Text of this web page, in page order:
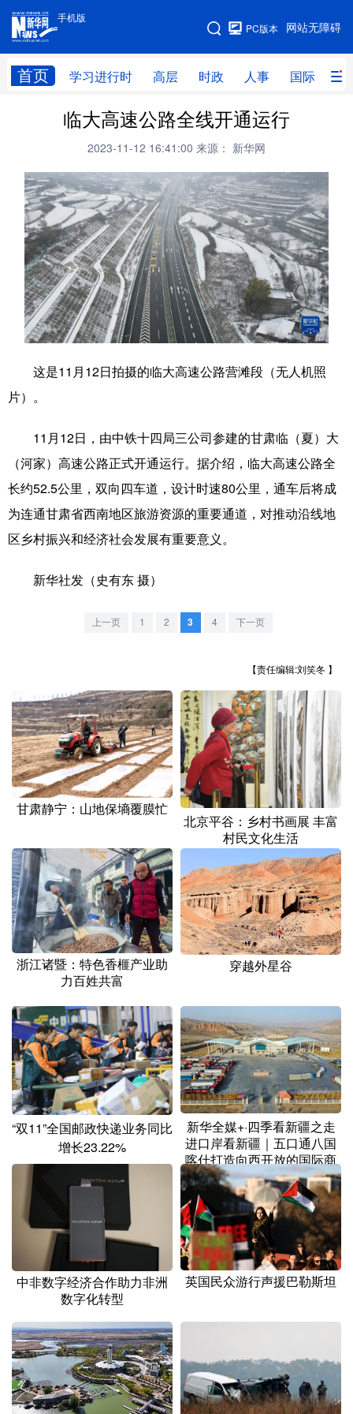
手机版
网站无障碍
PC版本
首页 学习进行时 高层 时政 人事 国际 财
手机版
网站地图
学习进行时 高层 时政
财经 网评
台湾 思客智库 全球连线 教育
科技 科创 量子 体育
文化 书画 健康 军事
访谈 视频 图片 政务
法律 中央文件 金融 汽车
公益 一带一路 亚太网 上市公司
文化产业
地方频道
江西
山东 河南 湖北 湖南
广东 广西 海南 重庆
四川 贵州 云南 西藏
陕西 甘肃 青海 宁夏
黑龙江
多语种频道
English Español Français عربى
Русский язык 日本語 한국어
临大高速公路全线开通运行
2023-11-12 16:41:00 来源： 新华网
这是11月12日拍摄的临大高速公路营滩段（无人机照
片）。
11月12日，由中铁十四局三公司参建的甘肃临（夏）大
（河家）高速公路正式开通运行。据介绍，临大高速公路全
长约52.5公里，双向四车道，设计时速80公里，通车后将成
为连通甘肃省西南地区旅游资源的重要通道，对推动沿线地
区乡村振兴和经济社会发展有重要意义。
新华社发（史有东 摄）
上一页 1 2 3 4 下一页
【责任编辑:刘笑冬 】
甘肃静宁：山地保墒覆膜忙
北京平谷：乡村书画展 丰富
村民文化生活
浙江诸暨：特色香榧产业助
力百姓共富
穿越外星谷
“双11”全国邮政快递业务同比
增长23.22%
新华全媒+·四季看新疆之走
进口岸看新疆｜五口通八国
喀什打造向西开放的国际商
埠
中非数字经济合作助力非洲
数字化转型
英国民众游行声援巴勒斯坦